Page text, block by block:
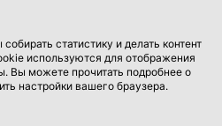
статистику и делать контент
используются для отображения
Вы можете прочитать подробнее о
настройки вашего браузера.